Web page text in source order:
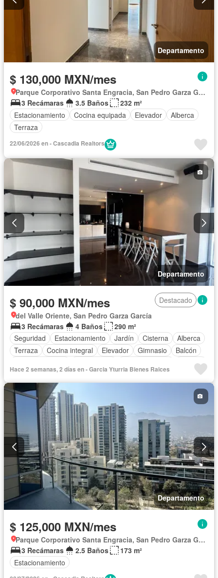
Departamento
$ 130,000 MXN/mes
Parque Corporativo Santa Engracia, San Pedro Garza García
3 Recámaras
3.5 Baños
232 m²
Estacionamiento
Cocina equipada Elevador
Alberca
Terraza
22/06/2026 en - Cascadia Realtors
Departamento
$ 90,000 MXN/mes
Destacado
del Valle Oriente, San Pedro Garza García
3 Recámaras
4 Baños
290 m²
Seguridad
Estacionamiento Jardín Cisterna
Alberca
Terraza
Cocina integral Elevador Gimnasio
Balcón
Internet
Bodega
Aire acondicionado
Circuito cerrado de televisión
Electricidad
Vista panorámica
Caseta de vigilancia
Permite mascotas
Permite niños
Completamente amueblado
Hace 2 semanas, 2 días en - Garci­a Yturria Bienes Rai­ces
Departamento
$ 125,000 MXN/mes
Parque Corporativo Santa Engracia, San Pedro Garza García
3 Recámaras
2.5 Baños
173 m²
Estacionamiento